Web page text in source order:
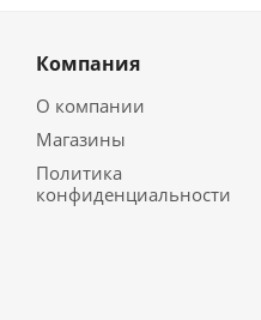
Компания
О компании
Магазины
Политика
конфиденциальности